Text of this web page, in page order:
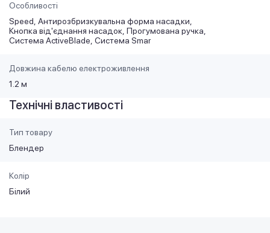
Особливості
Speed Антирозбризкувальна форма насадки
Кнопка від'єднання насадок Прогумована ручка
Система ActiveBlade Система Smar
Довжина кабелю електроживлення
1.2 м
Технічні властивості
Тип товару
Блендер
Колір
Білий